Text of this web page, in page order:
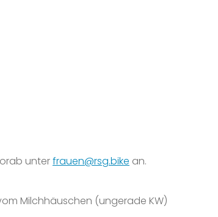
unterfrauen@rsg.bike an.
Milchhäuschen (ungerade KW)